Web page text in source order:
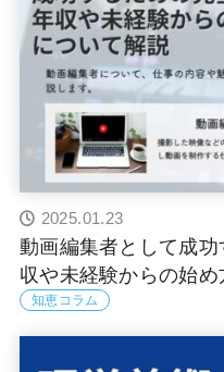
2025.01.23
動画編集者として成
収や未経験からの始
知恵コラム